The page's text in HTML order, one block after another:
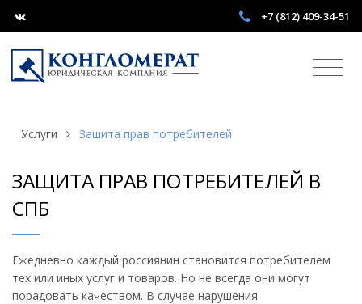
+7 (812) 409-34-51
Услуги Зашита прав потребителей
ЗАЩИТА ПРАВ ПОТРЕБИТЕЛЕЙ В
СПБ
Ежедневно каждый россиянин становится потребителем
тех или иных услуг и товаров. Но не всегда они могут
порадовать качеством. В случае нарушения